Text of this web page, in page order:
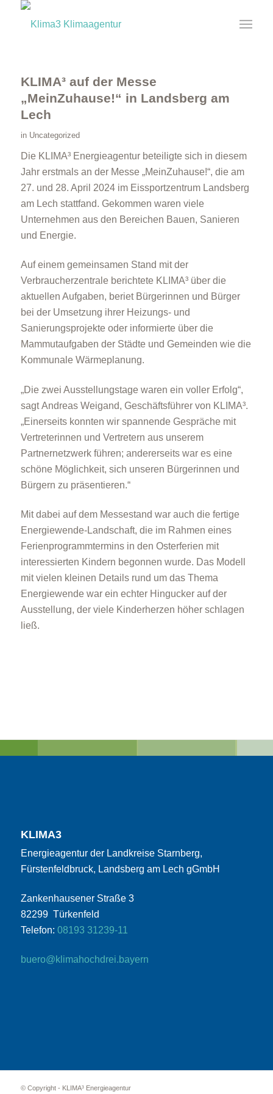
KLIMA³ auf der Messe
„MeinZuhause!“ in Landsberg am
Lech
in Uncategorized
Die KLIMA³ Energieagentur beteiligte sich in diesem
Jahr erstmals an der Messe „MeinZuhause!“, die am
27. und 28. April 2024 im Eissportzentrum Landsberg
am Lech stattfand. Gekommen waren viele
Unternehmen aus den Bereichen Bauen, Sanieren
und Energie.
Auf einem gemeinsamen Stand mit der
Verbraucherzentrale berichtete KLIMA³ über die
aktuellen Aufgaben, beriet Bürgerinnen und Bürger
bei der Umsetzung ihrer Heizungs- und
Sanierungsprojekte oder informierte über die
Mammutaufgaben der Städte und Gemeinden wie die
Kommunale Wärmeplanung.
„Die zwei Ausstellungstage waren ein voller Erfolg“,
sagtAndreas Weigand, Geschäftsführer von KLIMA³.
„Einerseits konnten wir spannende Gespräche mit
Vertreterinnen und Vertretern aus unserem
Partnernetzwerk führen; andererseits war es eine
schöne Möglichkeit, sich unseren Bürgerinnen und
Bürgern zu präsentieren.“
Mit dabei auf dem Messestand war auch die fertige
Energiewende-Landschaft, die im Rahmen eines
Ferienprogrammtermins in den Osterferien mit
interessierten Kindern begonnen wurde. Das Modell
mit vielen kleinen Details rund um das Thema
Energiewende war ein echter Hingucker auf der
Ausstellung, der viele Kinderherzen höher schlagen
ließ.
KLIMA3
Energieagentur der Landkreise Starnberg,
Fürstenfeldbruck, Landsberg am Lech gGmbH
Zankenhausener Straße 3
82299 Türkenfeld
Telefon: 08193 31239-11
buero@klimahochdrei.bayern
© Copyright - KLIMA³ Energieagentur